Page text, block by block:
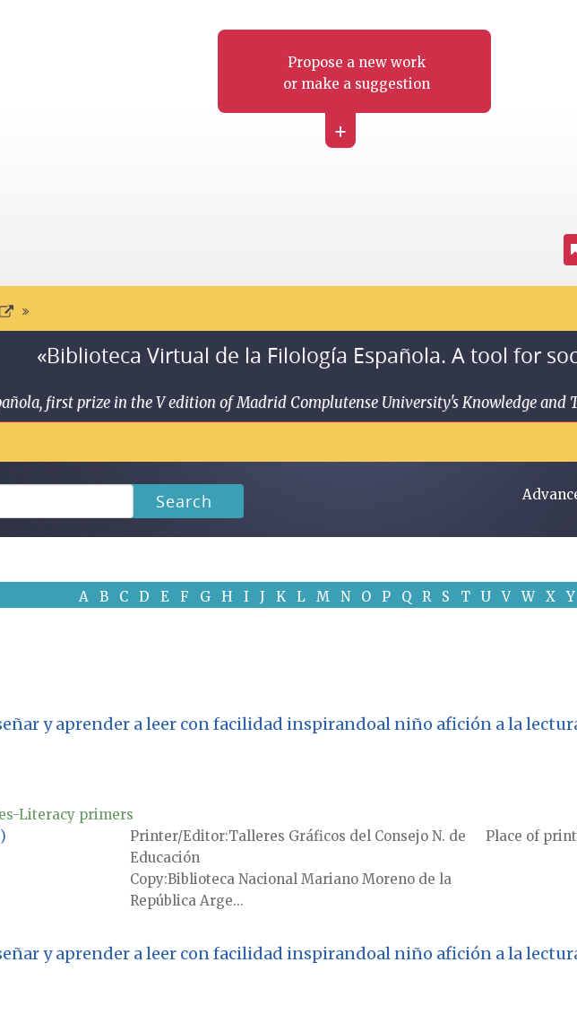
Propose a new work
or make a suggestion
+
«Biblioteca Virtual de la Filología Española. A tool for
first prize in the V edition of Madrid Complutense University's Knowledge and
Search
A B C D E F G H I J K L M N O P Q R S T U V W X Y
y aprender a leer con facilidad inspirandoal niño afición a la
Literacy primers
Printer/Editor Talleres Gráficos del Consejo N. de
Educación
Place of
Copy Biblioteca Nacional Mariano Moreno de la
República Arge...
y aprender a leer con facilidad inspirandoal niño afición a la